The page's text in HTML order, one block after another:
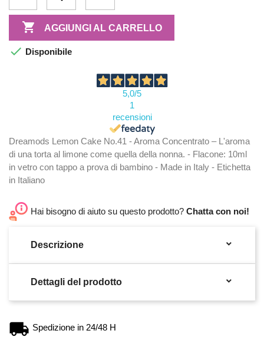
 AGGIUNGI AL CARRELLO
 Disponibile
5,0/5
1
recensioni
Dreamods Lemon Cake No.41 - Aroma Concentrato – L'aroma
di una torta al limone come quella della nonna. - Flacone: 10ml
in vetro con tappo a prova di bambino - Made in Italy - Etichetta
in Italiano
Hai bisogno di aiuto su questo prodotto? Chatta con noi!
Descrizione 
Dettagli del prodotto 
Spedizione in 24/48 H